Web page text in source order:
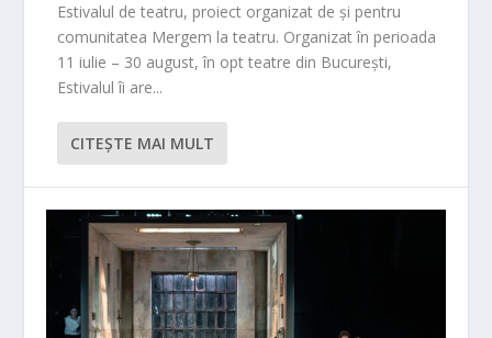
Estivalul de teatru, proiect organizat de și pentru
comunitatea Mergem la teatru. Organizat în perioada
11 iulie – 30 august, în opt teatre din București,
Estivalul îi are...
CITEŞTE MAI MULT